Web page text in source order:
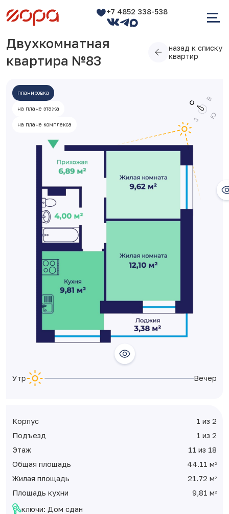
+7 4852 338-538
Двухкомнатная
квартира №83
назад к списку
квартир
планировка
на плане этажа
на плане комплекса
Утро Вечер
Корпус
1 из 2
Подъезд
1 из 2
Этаж
11 из 18
Общая площадь
44.11 м2
Жилая площадь 21.72 м2
Площадь кухни 9,81 м2
ключи: Дом сдан